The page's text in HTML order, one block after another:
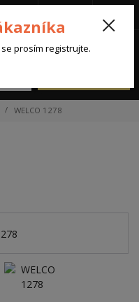
WELCO 1278
prosím registrujte.